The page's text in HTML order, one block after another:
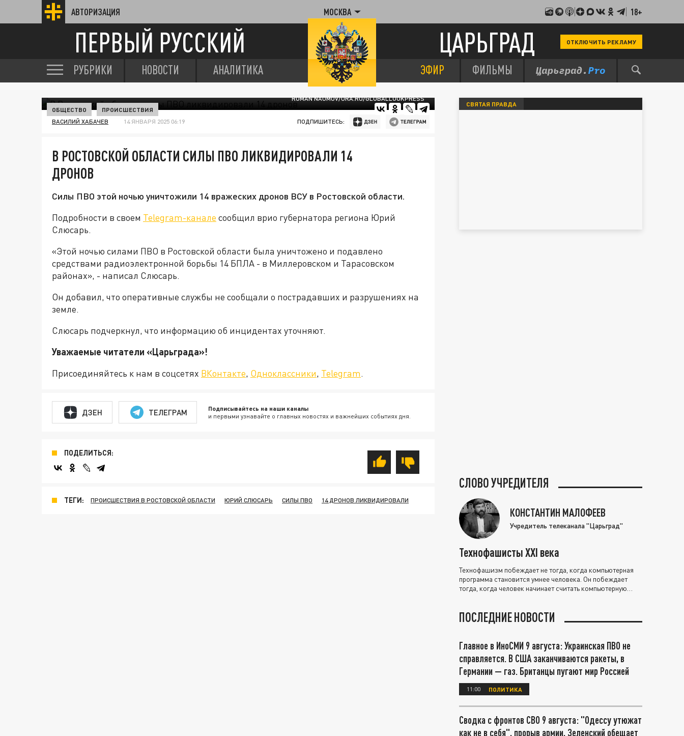
АВТОРИЗАЦИЯ МОСКВА 18+
ПЕРВЫЙ РУССКИЙ ЦАРЬГРАД ОТКЛЮЧИТЬ РЕКЛАМУ
РУБРИКИ НОВОСТИ АНАЛИТИКА ЭФИР ФИЛЬМЫ
ROMAN NAUMOV/URA.RU/GLOBALLOOKPRESS
ОБЩЕСТВО ПРОИСШЕСТВИЯ
ВАСИЛИЙ ХАБАЧЕВ 14 ЯНВАРЯ 2025 06:19 ПОДПИШИТЕСЬ:
В РОСТОВСКОЙ ОБЛАСТИ СИЛЫ ПВО ЛИКВИДИРОВАЛИ 14
ДРОНОВ
Силы ПВО этой ночью уничтожили 14 вражеских дронов ВСУ в Ростовской области.
Подробности в своем Telegram-канале сообщил врио губернатора региона Юрий
Слюсарь.
«Этой ночью силами ПВО в Ростовской области была уничтожено и подавлено
средствами радиоэлектронной борьбы 14 БПЛА - в Миллеровском и Тарасовском
районах», - написал Слюсарь.
Он добавил, что оперативные службы не сообщали о пострадавших и разрушениях на
земле.
Слюсарь подчеркнул, что информацию об инцидентах уточняют.
Уважаемые читатели «Царьграда»!
Присоединяйтесь к нам в соцсетях ВКонтакте, Одноклассники, Telegram.
ДЗЕН ТЕЛЕГРАМ Подписывайтесь на наши каналы
и первыми узнавайте о главных новостях и важнейших событиях дня.
ПОДЕЛИТЬСЯ:
ТЕГИ: ПРОИСШЕСТВИЯ В РОСТОВСКОЙ ОБЛАСТИ ЮРИЙ СЛЮСАРЬ СИЛЫ ПВО 14 ДРОНОВ ЛИКВИДИРОВАЛИ
СВЯТАЯ ПРАВДА
СЛОВО УЧРЕДИТЕЛЯ
КОНСТАНТИН МАЛОФЕЕВ
Учредитель телеканала "Царьград"
Технофашисты XXI века
Технофашизм побеждает не тогда, когда компьютерная
программа становится умнее человека. Он побеждает
тогда, когда человек начинает считать компьютерную
ПОСЛЕДНИЕ НОВОСТИ
Главное в ИноСМИ 9 августа: Украинская ПВО не
справляется. В США заканчиваются ракеты, в
Германии — газ. Британцы пугают мир Россией
11:00 ПОЛИТИКА
Сводка с фронтов СВО 9 августа: "Одессу утюжат
как не в себя", прорыв армии, Зеленский обещает